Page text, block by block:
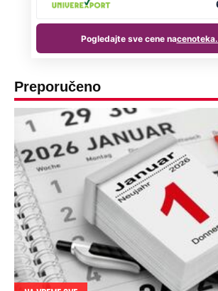
Preporučeno